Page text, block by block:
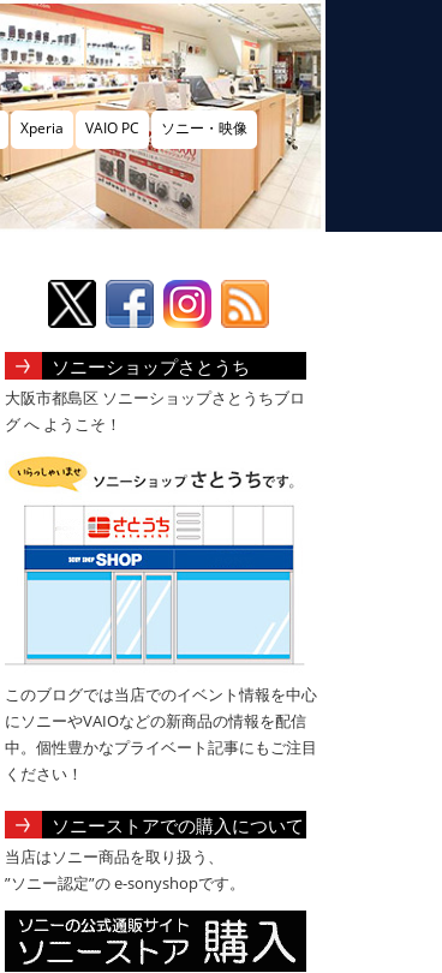
Xperia VAIO PC ソニー・映像
ソニーショップさとうち
大阪市都島区 ソニーショップさとうちブロ
グ へ ようこそ！
このブログでは当店でのイベント情報を中心
にソニーやVAIOなどの新商品の情報を配信
中。個性豊かなプライベート記事にもご注目
ください！
ソニーストアでの購入について
当店はソニー商品を取り扱う、
”ソニー認定”の e-sonyshopです。